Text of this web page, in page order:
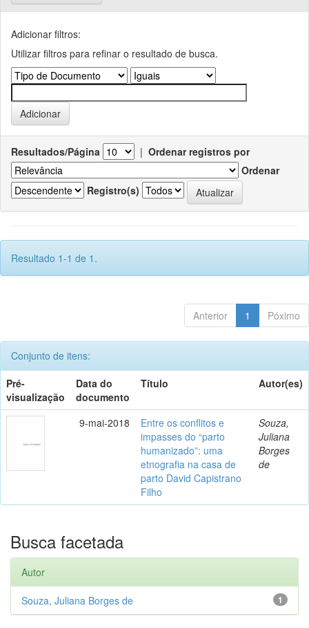
Adicionar filtros:
Utilizar filtros para refinar o resultado de busca.
Resultados/Página | Ordenar registros por
Ordenar
Registro(s)
Resultado 1-1 de 1.
Anterior 1 Póximo
Conjunto de itens:
Pré-
visualização
Data do
documento
Título Autor(es)
9-mai-2018
Entre os conflitos e
impasses do “parto
humanizado”: uma
etnografia na casa de
parto David Capistrano
Filho
Souza,
Juliana
Borges
de
Busca facetada
Autor
1
Souza, Juliana Borges de